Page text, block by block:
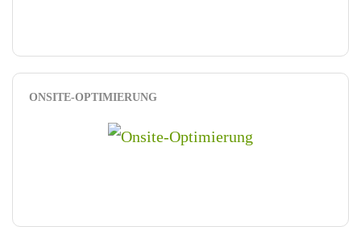
ONSITE-OPTIMIERUNG